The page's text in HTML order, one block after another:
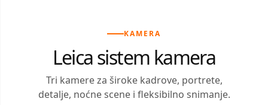
KAMERA
Leica sistem kamera
Tri kamere za široke kadrove, portrete,
detalje, noćne scene i fleksibilno snimanje.